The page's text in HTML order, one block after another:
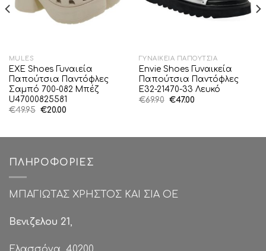
MULES
EXE Shoes Γυναιεία
Παπούτσια Παντόφλες
Σαμπό 700-082 Μπέζ
U47000825581
€49.95 Original
€20.00Η
ΓΥΝΑΙΚΕΊΑ ΠΑΠΟΎΤΣΙΑ
Envie Shoes Γυναικεία
Παπούτσια Παντόφλες
E32-21470-33 Λευκό
€69.90 Original
€47.00Η
ΠΛΗΡΟΦΟΡΊΕΣ
ΜΠΑΓΙΩΤΑΣ ΧΡΗΣΤΟΣ ΚΑΙ ΣΙΑ ΟΕ
Βενιζελου 21,